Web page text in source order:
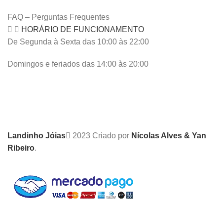
FAQ – Perguntas Frequentes
HORÁRIO DE FUNCIONAMENTO
De Segunda à Sexta das 10:00 às 22:00
Domingos e feriados das 14:00 às 20:00
Landinho Jóias 2023 Criado por Nícolas Alves & Yan
Ribeiro.